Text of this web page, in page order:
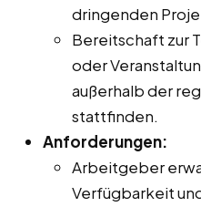
dringenden
Bereitschaft zur
oder
außerhalb der
stattfinden.
Anforderungen:
Arbeitgeber
Verfügbarkeit